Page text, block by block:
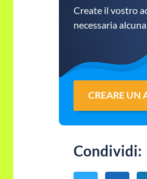
Create il vostro
necessaria
CREARE UN
Condividi: